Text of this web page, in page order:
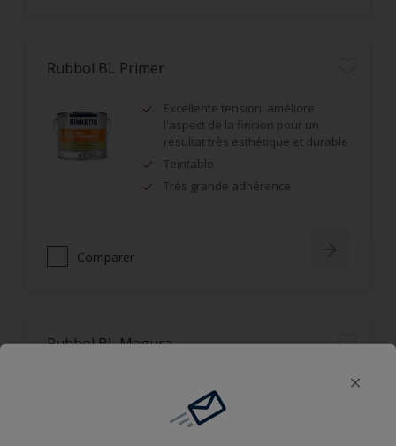
Rubbol BL Primer
Excellente tension: améliore
l'aspect de la finition pour un
résultat très esthétique et durable
Teintable
Très grande adhérence
Comparer
Rubbol BL Magura
l'abrasion
Résultat très esthétique et aspect